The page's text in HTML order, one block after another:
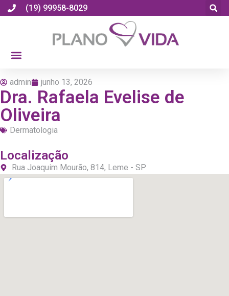
(19) 99958-8029
admin junho 13, 2026
Dra. Rafaela Evelise de
Oliveira
Dermatologia
Localização
Rua Joaquim Mourão, 814, Leme - SP